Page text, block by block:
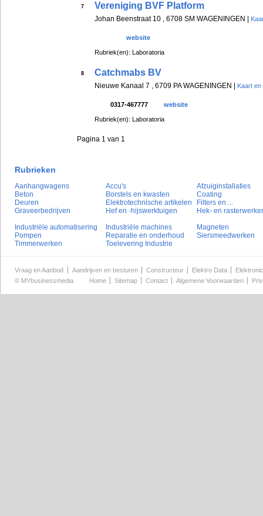
7 Vereniging BVF Platform
Johan Beenstraat 10 , 6708 SM WAGENINGEN |
website
Rubriek(en): Laboratoria
8 Catchmabs BV
Nieuwe Kanaal 7 , 6709 PA WAGENINGEN | Kaart en
0317-467777 website
Rubriek(en): Laboratoria
Pagina 1 van 1
Rubrieken
Aanhangwagens Accu's
Afzuiginstallaties
Beton
Borstels en kwasten
Coating
Deuren
Elektrotechnische artikelen
Filters en ...
Graveerbedrijven
Hef en -hijswerktuigen
Hek- en
Industriële automatisering
Industriële machines
Magneten
Pompen
Reparatie en onderhoud
Siersmeedwerken
Timmerwerken
Toelevering Industrie
Vraag en Aanbod Aandrijven en besturen Constructeur Elektro Data
© MYbusinessmedia Home Sitemap Contact Algemene Voorwaarden